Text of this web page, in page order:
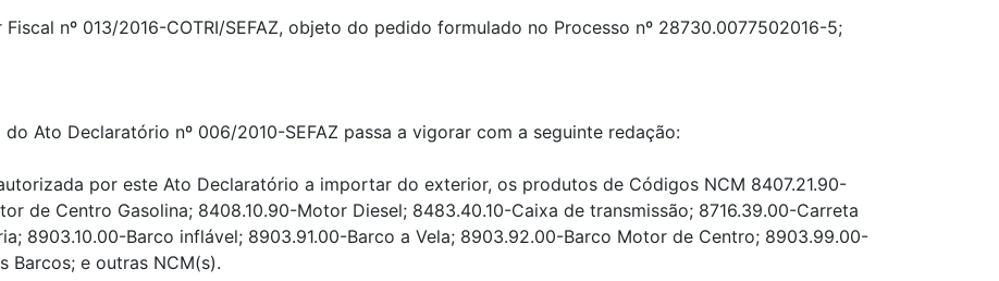
nº 013/2016-COTRI/SEFAZ, objeto do pedido formulado no Processo nº 28730.0077502016-5;
Ato Declaratório nº 006/2010-SEFAZ passa a vigorar com a seguinte redação:
por este Ato Declaratório a importar do exterior, os produtos de Códigos NCM 8407.21.90-
de Centro Gasolina; 8408.10.90-Motor Diesel; 8483.40.10-Caixa de transmissão; 8716.39.00-Carreta
8903.10.00-Barco inflável; 8903.91.00-Barco a Vela; 8903.92.00-Barco Motor de Centro; 8903.99.00-
Barcos; e outras NCM(s).